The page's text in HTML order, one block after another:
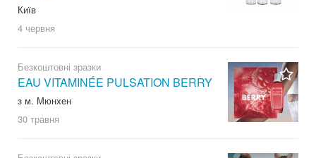
Київ
4 червня
Безкоштовні зразки
EAU VITAMINÉE PULSATION BERRY
з м. Мюнхен
30 травня